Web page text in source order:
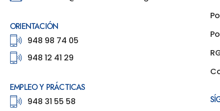
ORIENTACIÓN
948 98 74 05
948 12 41 29
EMPLEO Y PRÁCTICAS
948 31 55 58